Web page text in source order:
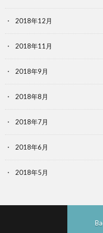
2018年12月
2018年11月
2018年9月
2018年8月
2018年7月
2018年6月
2018年5月